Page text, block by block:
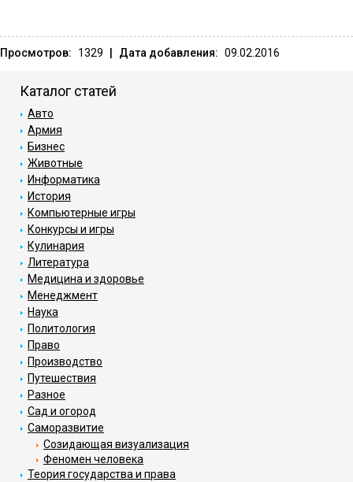
Просмотров: 1329 Дата добавления: 09.02.2016
Каталог статей
Авто
Армия
Бизнес
Животные
Информатика
История
Компьютерные игры
Конкурсы и игры
Кулинария
Литература
Медицина и здоровье
Менеджмент
Наука
Политология
Право
Производство
Путешествия
Разное
Сад и огород
Саморазвитие
Созидающая визуализация
Феномен человека
Теория государства и права